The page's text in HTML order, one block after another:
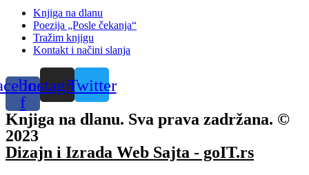
Knjiga na dlanu
Poezija „Posle čekanja“
Tražim knjigu
Kontakt i načini slanja
f
InstagramTwitter
Knjiga na dlanu. Sva prava zadržana. ©
2023
Dizajn i Izrada Web Sajta - goIT.rs